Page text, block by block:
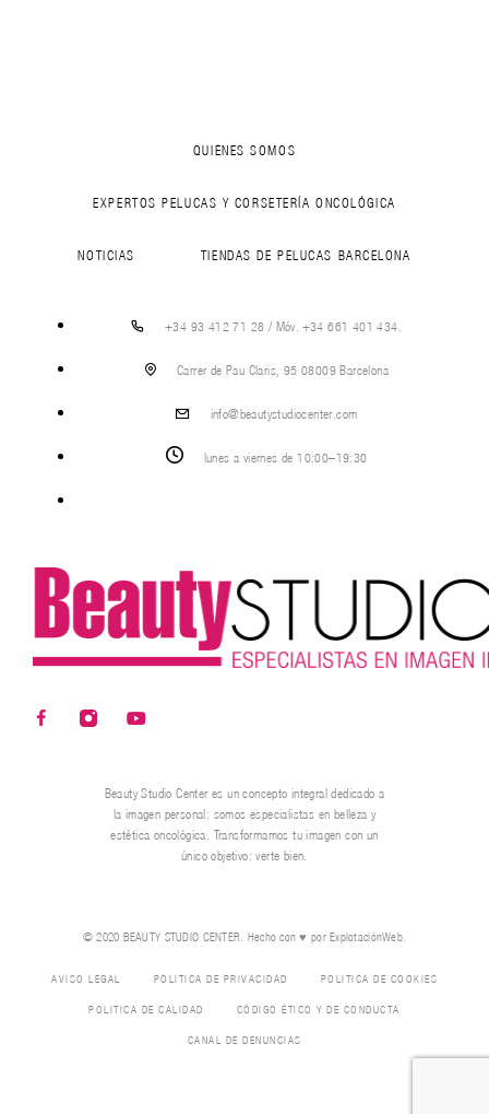
QUIÉNES SOMOS
EXPERTOS PELUCAS Y CORSETERÍA ONCOLÓGICA
NOTICIAS TIENDAS DE PELUCAS BARCELONA
+34 93 412 71 28 / Móv. +34 661 401 434.
Carrer de Pau Claris, 95 08009 Barcelona
info@beautystudiocenter.com
lunes a viernes de 10:00–19:30
Beauty Studio Center es un concepto integral dedicado a
la imagen personal: somos especialistas en belleza y
estética oncológica. Transformamos tu imagen con un
único objetivo: verte bien.
© 2020 BEAUTY STUDIO CENTER. Hecho con ♥ porExplotaciónWeb.
AVISO LEGAL POLÍTICA DE PRIVACIDAD POLÍTICA DE COOKIES
POLITICA DE CALIDAD CÓDIGO ÉTICO Y DE CONDUCTA
CANAL DE DENUNCIAS